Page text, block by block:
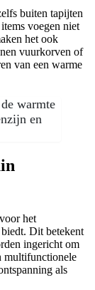
buiten tapijten
voegen niet
het ook
vuurkorven of
van een warme
warmte
en
het
Dit betekent
ingericht om
multifunctionele
als